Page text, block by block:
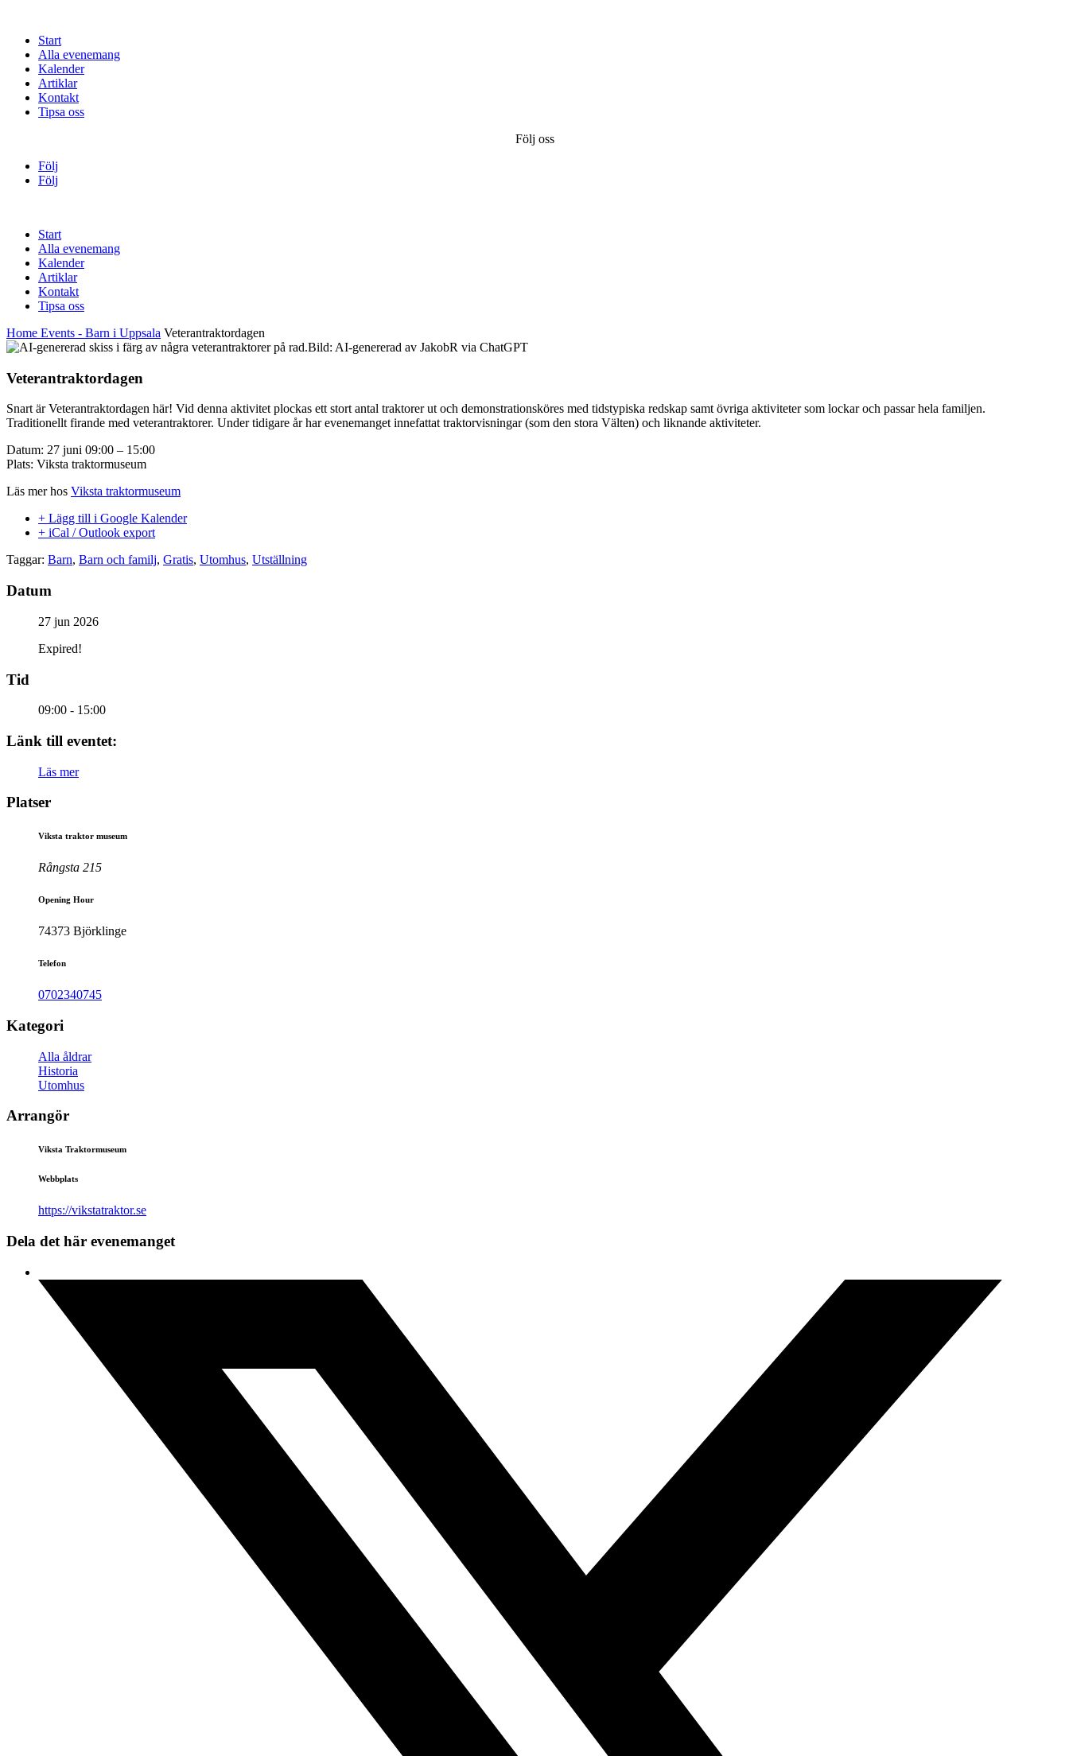
Start
Alla evenemang
Kalender
Artiklar
Kontakt
Tipsa oss
Följ oss
Följ
Följ
Start
Alla evenemang
Kalender
Artiklar
Kontakt
Tipsa oss
Home Events - Barn i Uppsala Veterantraktordagen
Bild: AI-genererad av JakobR via ChatGPT
Veterantraktordagen
Snart är Veterantraktordagen här! Vid denna aktivitet plockas ett stort antal traktorer ut och demonstrationsköres med tidstypiska redskap samt övriga aktiviteter som lockar och passar hela familjen.
Traditionellt firande med veterantraktorer. Under tidigare år har evenemanget innefattat traktorvisningar (som den stora Välten) och liknande aktiviteter.
Datum: 27 juni 09:00 – 15:00
Plats: Viksta traktormuseum
Läs mer hos Viksta traktormuseum
+ Lägg till i Google Kalender
+ iCal / Outlook export
Taggar: Barn, Barn och familj, Gratis, Utomhus, Utställning
Datum
27 jun 2026
Expired!
Tid
09:00 - 15:00
Länk till eventet:
Läs mer
Platser
Viksta traktor museum
Rångsta 215
Opening Hour
74373 Björklinge
Telefon
0702340745
Kategori
Alla åldrar
Historia
Utomhus
Arrangör
Viksta Traktormuseum
Webbplats
https://vikstatraktor.se
Dela det här evenemanget